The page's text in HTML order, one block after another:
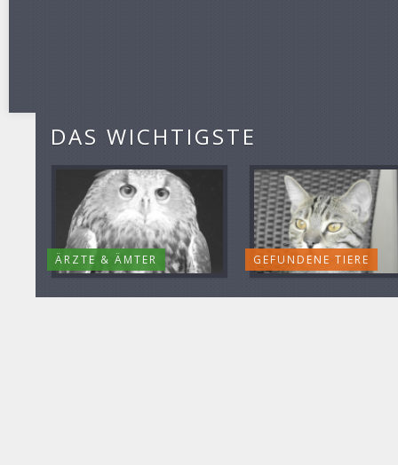
DAS WICHTIGSTE
ÄRZTE & ÄMTER GEFUNDENE TIERE